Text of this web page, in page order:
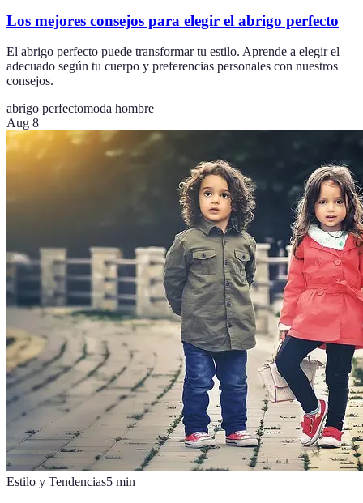
Los mejores consejos para elegir el abrigo perfecto
El abrigo perfecto puede transformar tu estilo. Aprende a elegir el
adecuado según tu cuerpo y preferencias personales con nuestros
consejos.
abrigo perfectomoda hombre
Aug 8
Estilo y Tendencias5 min